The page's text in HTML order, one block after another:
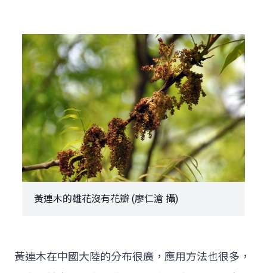
黃連木的雄花沒有花瓣 (廖仁滄 攝)
黃連木在中國大陸的分布很廣，應用方法也很多，